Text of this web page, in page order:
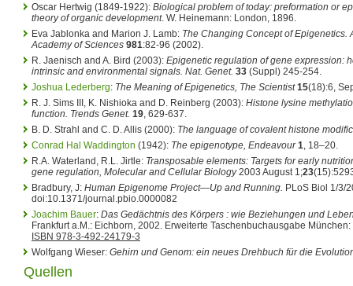
Oscar Hertwig (1849-1922): Biological problem of today: preformation or
theory of organic development. W. Heinemann: London, 1896.
Eva Jablonka and Marion J. Lamb: The Changing Concept of Epigenetics.
Academy of Sciences 981:82-96 (2002).
R. Jaenisch and A. Bird (2003): Epigenetic regulation of gene expression:
intrinsic and environmental signals. Nat. Genet. 33 (Suppl) 245-254.
Joshua Lederberg: The Meaning of Epigenetics, The Scientist 15(18):6,
R. J. Sims III, K. Nishioka and D. Reinberg (2003): Histone lysine
function. Trends Genet. 19, 629-637.
B. D. Strahl and C. D. Allis (2000): The language of covalent histone
Conrad Hal Waddington (1942): The epigenotype, Endeavour 1, 18–20.
R.A. Waterland, R.L. Jirtle: Transposable elements: Targets for early
gene regulation, Molecular and Cellular Biology2003 August 1;23
Bradbury, J: Human Epigenome Project—Up and Running. PLoS Biol 1/3/
doi:10.1371/journal.pbio.0000082
Joachim Bauer: Das Gedächtnis des Körpers : wie Beziehungen und
Frankfurt a.M.: Eichborn, 2002. Erweiterte Taschenbuchausgabe
ISBN 978-3-492-24179-3
Wolfgang Wieser: Gehirn und Genom: ein neues Drehbuch für die
Quellen